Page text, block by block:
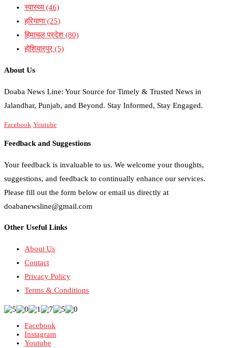
स्वास्थ्य(46)
हरियाणा(25)
हिमाचल प्रदेश (80)
होशियारपुर (5)
About Us
Doaba News Line: Your Source for Timely & Trusted News in
Jalandhar, Punjab, and Beyond. Stay Informed, Stay Engaged.
Facebook Youtube
Feedback and Suggestions
Your feedback is invaluable to us. We welcome your thoughts,
suggestions, and feedback to continually enhance our services.
Please fill out the form below or email us directly at
doabanewsline@gmail.com
Other Useful Links
About Us
Contact
Privacy Policy
Terms & Conditions
Facebook
Instagram
Youtube